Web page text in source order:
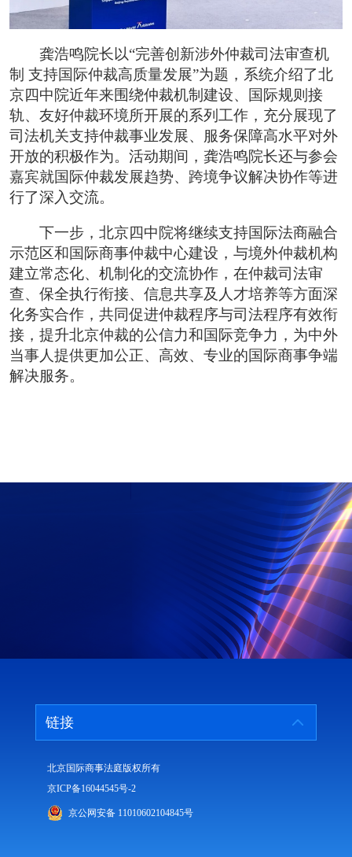
龚浩鸣院长以“完善创新涉外仲裁司法审查机
制 支持国际仲裁高质量发展”为题，系统介绍了北
京四中院近年来围绕仲裁机制建设、国际规则接
轨、友好仲裁环境所开展的系列工作，充分展现了
司法机关支持仲裁事业发展、服务保障高水平对外
开放的积极作为。活动期间，龚浩鸣院长还与参会
嘉宾就国际仲裁发展趋势、跨境争议解决协作等进
行了深入交流。
下一步，北京四中院将继续支持国际法商融合
示范区和国际商事仲裁中心建设，与境外仲裁机构
建立常态化、机制化的交流协作，在仲裁司法审
查、保全执行衔接、信息共享及人才培养等方面深
化务实合作，共同促进仲裁程序与司法程序有效衔
接，提升北京仲裁的公信力和国际竞争力，为中外
当事人提供更加公正、高效、专业的国际商事争端
解决服务。
链接
北京国际商事法庭版权所有
京ICP备16044545号-2
京公网安备 11010602104845号